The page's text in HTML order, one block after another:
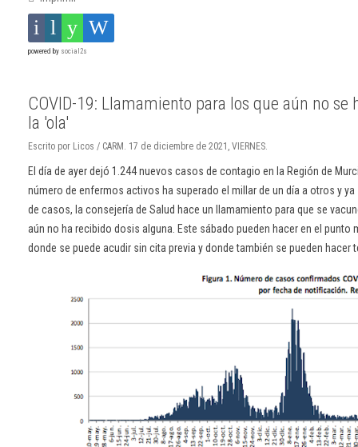
powered by social2s
COVID-19: Llamamiento para los que aún no
la 'ola'
Escrito por Licos / CARM. 17 de diciembre de 2021, VIERNES.
El día de ayer dejó 1.244 nuevos casos de contagio en la Región de
número de enfermos activos ha superado el millar de un día a otros y
de casos, la consejería de Salud hace un llamamiento para que se
aún no ha recibido dosis alguna. Este sábado pueden hacer en el punto
donde se puede acudir sin cita previa y donde también se pueden hacer